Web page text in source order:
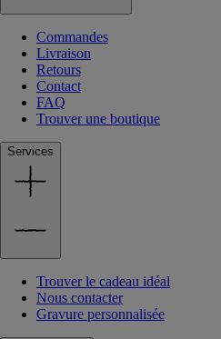
Commandes
Livraison
Retours
Contact
FAQ
Trouver une boutique
Services
Trouver le cadeau idéal
Nous contacter
Gravure personnalisée